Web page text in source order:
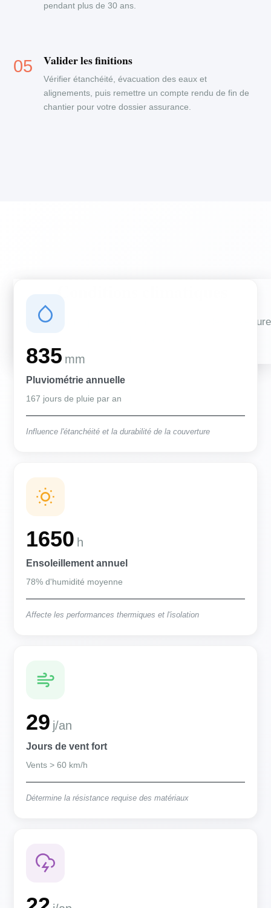
pendant plus de 30 ans.
Valider les finitions
Vérifier étanchéité, évacuation des eaux et
alignements, puis remettre un compte rendu de fin de
chantier pour votre dossier assurance.
Des conditions qui influencent vos travaux de couverture
835 mm
Pluviométrie annuelle
167 jours de pluie par an
Influence l'étanchéité et la durabilité de la couverture
1650 h
Ensoleillement annuel
78% d'humidité moyenne
Affecte les performances thermiques et l'isolation
29 j/an
Jours de vent fort
Vents > 60 km/h
Détermine la résistance requise des matériaux